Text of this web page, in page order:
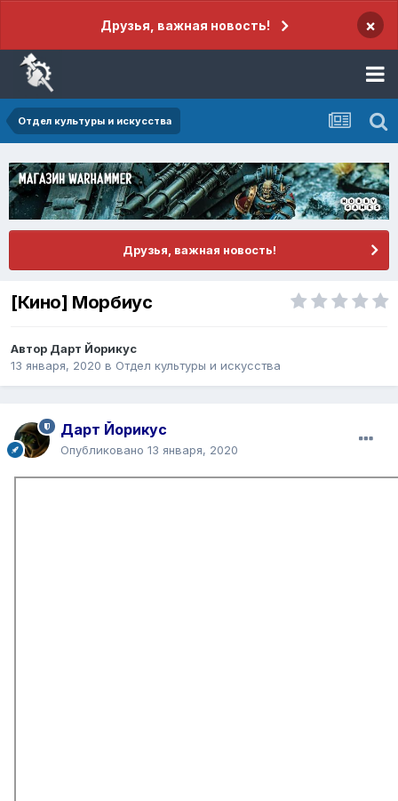
Друзья, важная новость! ×
Отдел культуры и искусства
Друзья, важная новость!
[Кино] Морбиус
Автор Дарт Йорикус
13 января, 2020 в Отдел культуры и искусства
Дарт Йорикус
Опубликовано 13 января, 2020